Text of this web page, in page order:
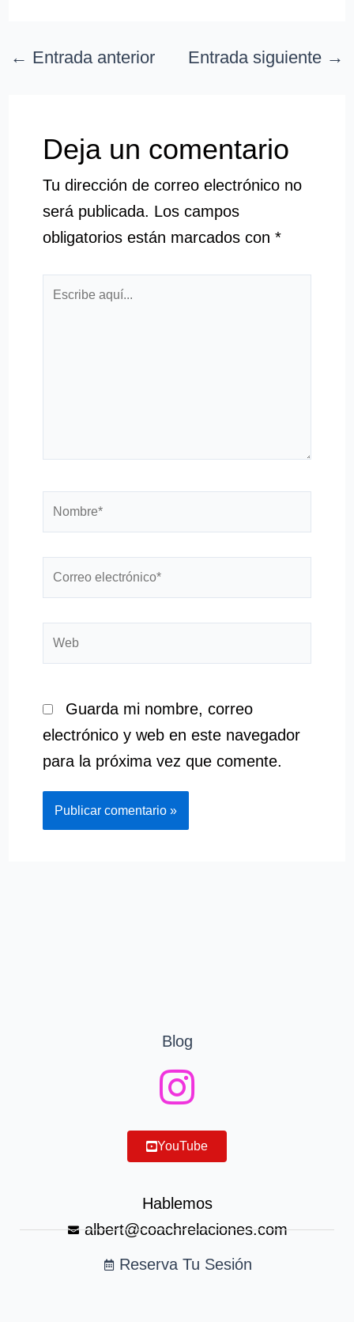
← Entrada anterior Entrada siguiente →
Deja un comentario
Tu dirección de correo electrónico no
será publicada. Los campos
obligatorios están marcados con *
Escribe
Nombre*
Correo
electrónico*
Web
Guarda mi nombre, correo
electrónico y web en este navegador
para la próxima vez que comente.
Blog
YouTube
Hablemos
albert@coachrelaciones.com
Reserva Tu Sesión